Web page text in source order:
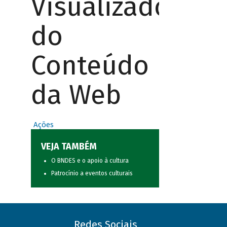
Visualizador
do
Conteúdo
da Web
Ações
VEJA TAMBÉM
O BNDES e o apoio à cultura
Patrocínio a eventos culturais
Redes Sociais